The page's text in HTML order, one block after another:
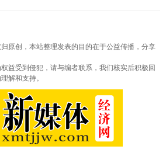
原创，本站整理发表的目的在于公益传播，分享
益受到侵犯，请与编者联系，我们核实后积极回
解和支持。